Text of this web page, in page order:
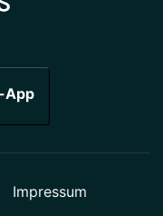
App
Impressum